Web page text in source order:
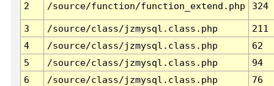
2 /source/function/function_extend.php 324
3 /source/class/jzmysql.class.php
211
4
/source/class/jzmysql.class.php
62
5
/source/class/jzmysql.class.php
94
6
/source/class/jzmysql.class.php 76